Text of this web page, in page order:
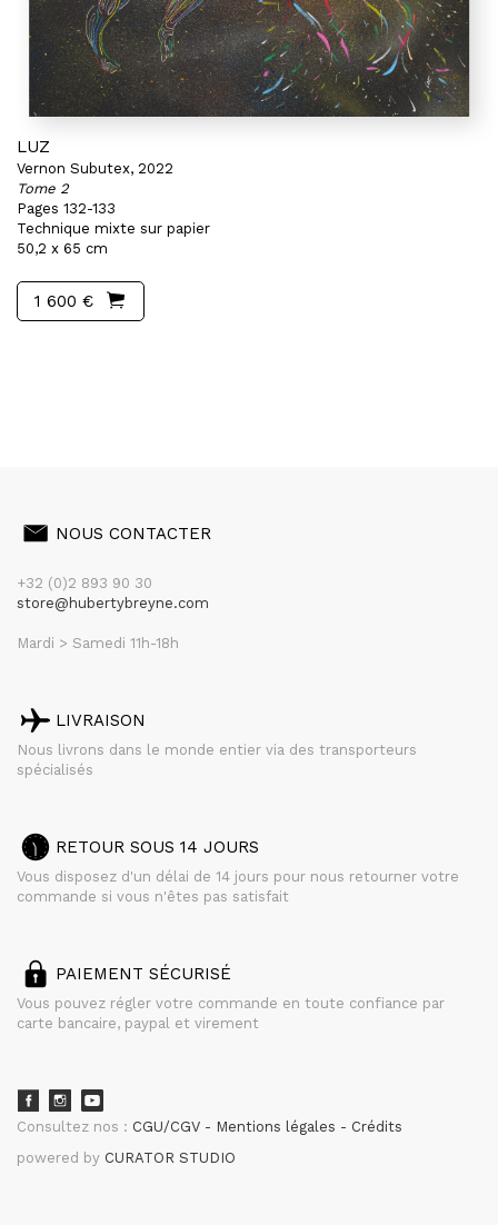
LUZ
Vernon Subutex, 2022
Tome 2
Pages 132-133
Technique mixte sur papier
50,2 x 65 cm
1 600 €
NOUS CONTACTER
+32 (0)2 893 90 30
store@hubertybreyne.com
Mardi > Samedi 11h-18h
LIVRAISON
Nous livrons dans le monde entier via des transporteurs
spécialisés
RETOUR SOUS 14 JOURS
Vous disposez d'un délai de 14 jours pour nous retourner votre
commande si vous n'êtes pas satisfait
PAIEMENT SÉCURISÉ
Vous pouvez régler votre commande en toute confiance par
carte bancaire, paypal et virement
Consultez nos : CGU/CGV Mentions légales
Crédits
powered by CURATOR STUDIO